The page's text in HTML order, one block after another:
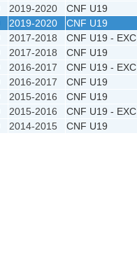
2019-2020 CNF U19
2019-2020 CNF U19
2017-2018 CNF U19 - EXC
2017-2018 CNF U19
2016-2017 CNF U19 - EXC
2016-2017 CNF U19
2015-2016 CNF U19
2015-2016 CNF U19 - EXC
2014-2015 CNF U19